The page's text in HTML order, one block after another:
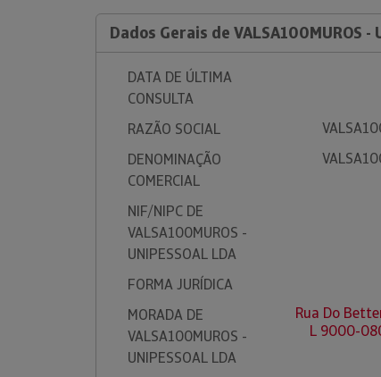
Dados Gerais de VALSA100MUROS -
DATA DE ÚLTIMA
CONSULTA
RAZÃO SOCIAL
DENOMINAÇÃO
COMERCIAL
NIF/NIPC DE
VALSA100MUROS -
UNIPESSOAL LDA
FORMA JURÍDICA
MORADA DE
VALSA100MUROS -
UNIPESSOAL LDA
Rua Do
L 9000-